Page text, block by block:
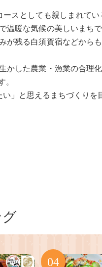
スとしても親しまれて
温暖な気候の美しいまち
残る白須賀宿などから
した農業・漁業の合理
。
」と思えるまちづくりを
グ